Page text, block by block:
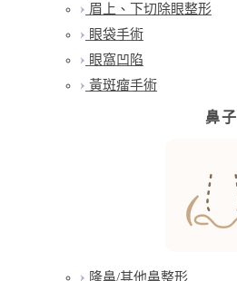
眉上、下切除眼整形
眼袋手術
眼窩凹陷
黃斑瘤手術
鼻子
隆鼻/其他鼻整形